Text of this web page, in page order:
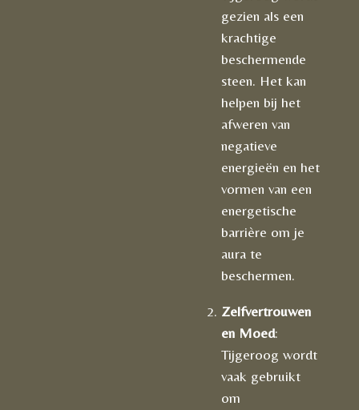
gezien als een
krachtige
beschermende
steen. Het kan
helpen bij het
afweren van
negatieve
energieën en het
vormen van een
energetische
barrière om je
aura te
beschermen.
Zelfvertrouwen
en Moed:
Tijgeroog wordt
vaak gebruikt
om